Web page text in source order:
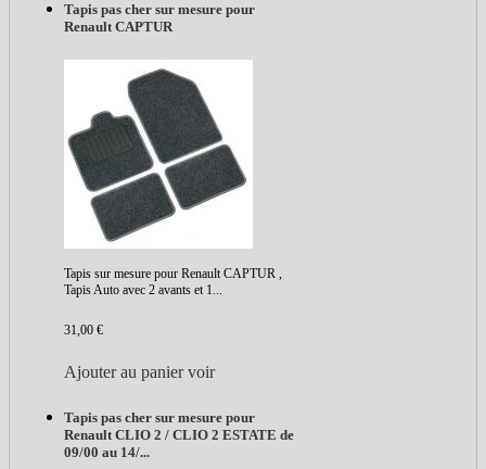
Tapis pas cher sur mesure pour
Renault CAPTUR
Tapis sur mesure pour Renault CAPTUR ,
Tapis Auto avec 2 avants et 1...
31,00 €
Ajouter au panier voir
Tapis pas cher sur mesure pour
Renault CLIO 2 / CLIO 2 ESTATE de
09/00 au 14/...